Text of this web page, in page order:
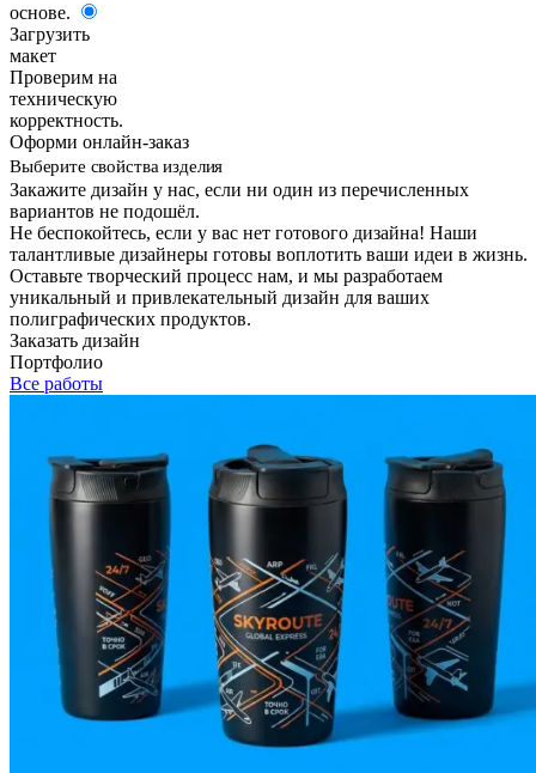
основе.
Загрузить
макет
Проверим на
техническую
корректность.
Оформи онлайн-заказ
Выберите свойства изделия
Закажите дизайн у нас, если ни один из перечисленных
вариантов не подошёл.
Не беспокойтесь, если у вас нет готового дизайна! Наши
талантливые дизайнеры готовы воплотить ваши идеи в жизнь.
Оставьте творческий процесс нам, и мы разработаем
уникальный и привлекательный дизайн для ваших
полиграфических продуктов.
Заказать дизайн
Портфолио
Все работы